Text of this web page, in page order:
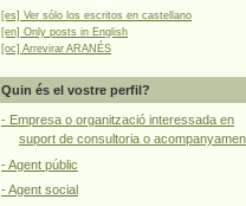
[es] Ver sólo los escritos en castellano
[en] Only posts in English
[oc] Arrevirar ARANÉS
Quin és el vostre perfil?
- Empresa o organització interessada en
suport de consultoria o
- Agent públic
- Agent social